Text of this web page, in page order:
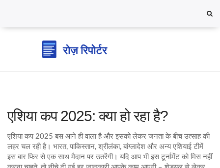
एशिया कप 2025: क्या हो रहा है?
एशिया कप 2025 बस आने ही वाला है और इसको लेकर जनता के बीच उत्साह की
लहर चल रही है। भारत, पाकिस्तान, श्रीलंका, बांग्लादेश और अन्य एशियाई टीमें
इस बार फिर से एक साथ मैदान पर उतरेंगी। यदि आप भी इस टूर्नामेंट को मिस नहीं